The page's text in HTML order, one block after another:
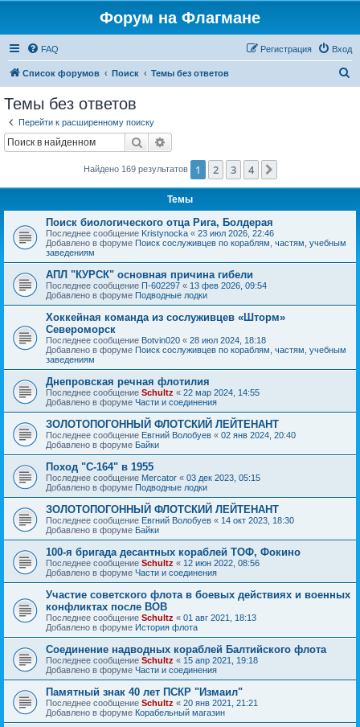
Форум на Флагмане
FAQ Вход
Регистрация
Список форумов Поиск Темы без ответов
Темы без ответов
Перейти к расширенному поиску
Поиск
Найдено 169 результатов 1 2 3 4
Темы
Поиск биологического отца Рига, Болдерая
Последнее сообщение Kristynocka « 23 июл 2026, 22:46
Добавлено в форуме Поиск сослуживцев по кораблям, частям, учебным
заведениям
АПЛ "КУРСК" основная причина гибели
Последнее сообщение П-602297 « 13 фев 2026, 09:54
Добавлено в форуме Подводные лодки
Хоккейная команда из сослуживцев «Шторм»
Североморск
Последнее сообщение Botvin020 « 28 июл 2024, 18:18
Добавлено в форуме Поиск сослуживцев по кораблям, частям, учебным
заведениям
Днепровская речная флотилия
Последнее сообщение Schultz « 22 мар 2024, 14:55
Добавлено в форуме Части и соединения
ЗОЛОТОПОГОННЫЙ ФЛОТСКИЙ ЛЕЙТЕНАНТ
Последнее сообщение Евгний Волобуев « 02 янв 2024, 20:40
Добавлено в форуме Байки
Поход "С-164" в 1955
Последнее сообщение Mercator « 03 дек 2023, 05:15
Добавлено в форуме Подводные лодки
ЗОЛОТОПОГОННЫЙ ФЛОТСКИЙ ЛЕЙТЕНАНТ
Последнее сообщение Евгний Волобуев « 14 окт 2023, 18:30
Добавлено в форуме Байки
100-я бригада десантных кораблей ТОФ, Фокино
Последнее сообщение Schultz « 12 июн 2022, 08:56
Добавлено в форуме Части и соединения
Участие советского флота в боевых действиях и военных
конфликтах после ВОВ
Последнее сообщение Schultz « 01 авг 2021, 18:13
Добавлено в форуме История флота
Соединение надводных кораблей Балтийского флота
Последнее сообщение Schultz « 15 апр 2021, 19:18
Добавлено в форуме Части и соединения
Памятный знак 40 лет ПСКР "Измаил"
Последнее сообщение Schultz « 20 янв 2021, 21:21
Добавлено в форуме Корабельный магазин